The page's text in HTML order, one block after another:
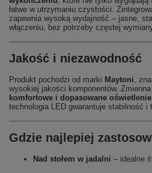
łatwe w utrzymaniu czystości.
zapewnia wysoką wydajność – jasne,
włączeniu, bez potrzeby częstej
Jakość i niezawodność
Produkt pochodzi od marki Maytoni,
wysokiej jakości komponentów. Zmienna
komfortowe i dopasowane oświetlenie
technologia LED gwarantuje stabilność i
Gdzie najlepiej
Nad stołem w jadalni – idealne